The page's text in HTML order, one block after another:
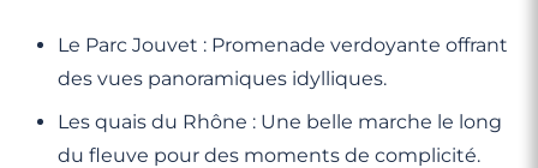
Le Parc Jouvet : Promenade verdoyante offrant
des vues panoramiques idylliques.
Les quais du Rhône : Une belle marche le long
du fleuve pour des moments de complicité.